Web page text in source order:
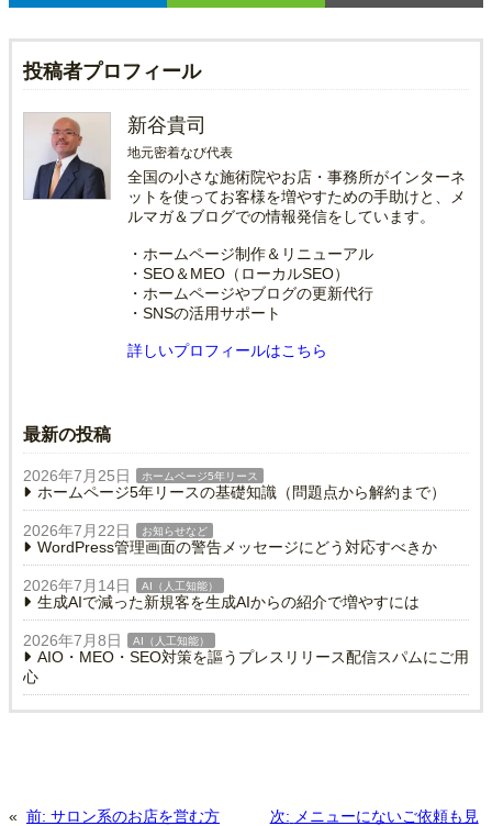
投稿者プロフィール
新谷貴司
地元密着なび代表
全国の小さな施術院やお店・事務所がインターネ
ットを使ってお客様を増やすための手助けと、メ
ルマガ＆ブログでの情報発信をしています。
・ホームページ制作＆リニューアル
・SEO＆MEO（ローカルSEO）
・ホームページやブログの更新代行
・SNSの活用サポート
詳しいプロフィールはこちら
最新の投稿
2026年7月25日 ホームページ5年リース
ホームページ5年リースの基礎知識（問題点から解約まで）
2026年7月22日 お知らせなど
WordPress管理画面の警告メッセージにどう対応すべきか
2026年7月14日 AI（人工知能）
生成AIで減った新規客を生成AIからの紹介で増やすには
2026年7月8日 AI（人工知能）
AIO・MEO・SEO対策を謳うプレスリリース配信スパムにご用
心
« 前: サロン系のお店を営む方
次: メニューにないご依頼も見